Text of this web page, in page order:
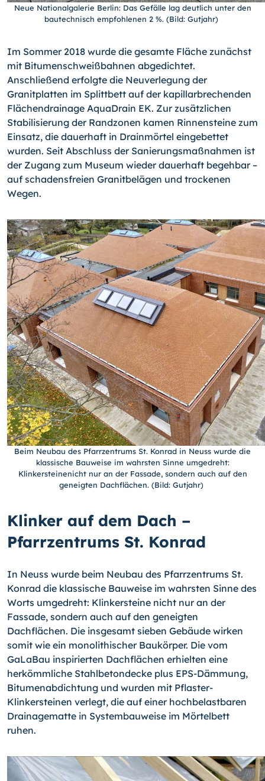
Neue Nationalgalerie Berlin: Das Gefälle lag deutlich unter den
bautechnisch empfohlenen 2 %. (Bild: Gutjahr)
Im Sommer 2018 wurde die gesamte Fläche zunächst
mit Bitumenschweißbahnen abgedichtet.
Anschließend erfolgte die Neuverlegung der
Granitplatten im Splittbett auf der kapillarbrechenden
Flächendrainage AquaDrain EK. Zur zusätzlichen
Stabilisierung der Randzonen kamen Rinnensteine zum
Einsatz, die dauerhaft in Drainmörtel eingebettet
wurden. Seit Abschluss der Sanierungsmaßnahmen ist
der Zugang zum Museum wieder dauerhaft begehbar –
auf schadensfreien Granitbelägen und trockenen
Wegen.
Beim Neubau des Pfarrzentrums St. Konrad in Neuss wurde die
klassische Bauweise im wahrsten Sinne umgedreht:
Klinkersteinenicht nur an der Fassade, sondern auch auf den
geneigten Dachflächen. (Bild: Gutjahr)
Klinker auf dem Dach –
Pfarrzentrums St. Konrad
In Neuss wurde beim Neubau des Pfarrzentrums St.
Konrad die klassische Bauweise im wahrsten Sinne des
Worts umgedreht: Klinkersteine nicht nur an der
Fassade, sondern auch auf den geneigten
Dachflächen. Die insgesamt sieben Gebäude wirken
somit wie ein monolithischer Baukörper. Die vom
GaLaBau inspirierten Dachflächen erhielten eine
herkömmliche Stahlbetondecke plus EPS-Dämmung,
Bitumenabdichtung und wurden mit Pflaster-
Klinkersteinen verlegt, die auf einer hochbelastbaren
Drainagematte in Systembauweise im Mörtelbett
ruhen.